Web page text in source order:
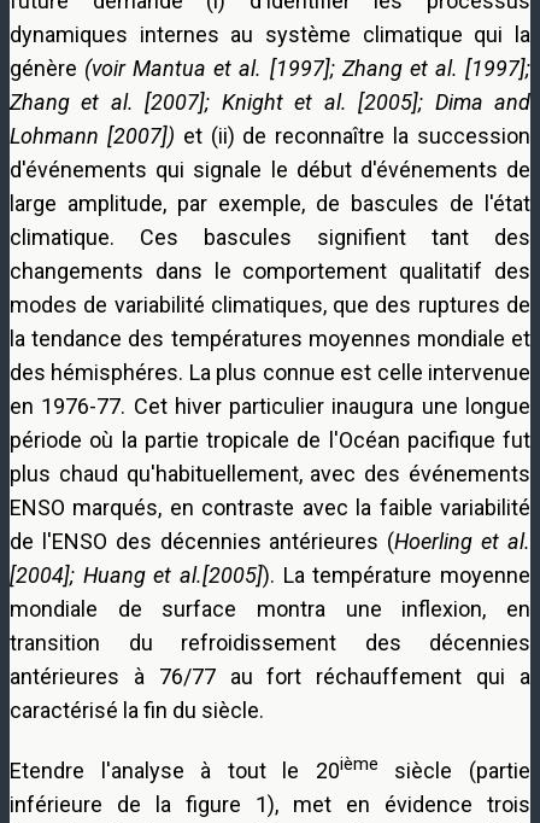
dynamiques internes au système climatique qui la
génère (voir Mantua et al. [1997]; Zhang et al. [1997];
Zhang et al. [2007]; Knight et al. [2005]; Dima and
Lohmann [2007]) et (ii) de reconnaître la succession
d'événements qui signale le début d'événements de
large amplitude, par exemple, de bascules de l'état
climatique. Ces bascules signifient tant des
changements dans le comportement qualitatif des
modes de variabilité climatiques, que des ruptures de
la tendance des températures moyennes mondiale et
des hémisphéres. La plus connue est celle intervenue
en 1976-77. Cet hiver particulier inaugura une longue
période où la partie tropicale de l'Océan pacifique fut
plus chaud qu'habituellement, avec des événements
ENSO marqués, en contraste avec la faible variabilité
de l'ENSO des décennies antérieures (Hoerling et al.
[2004]; Huang et al.[2005]). La température moyenne
mondiale de surface montra une inflexion, en
transition du refroidissement des décennies
antérieures à 76/77 au fort réchauffement qui a
caractérisé la fin du siècle.
Etendre l'analyse à tout le 20ième
siècle (partie
inférieure de la figure 1), met en évidence trois